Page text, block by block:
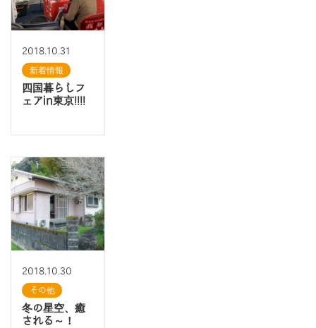
2018.10.31
新着情報
四国暮らしフ
ェアin東京!!!!
2018.10.30
その他
冬の星空、癒
される～！